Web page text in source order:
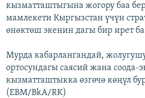
кызматташтыгына жогору баа
мамлекети Кыргызстан үчүн
өнөктөш экенин дагы бир ирет
Мурда кабарлангандай,
ортосундагы саясий жана соода-
кызматташтыкка өзгөчө көңүл
(EBM/BkA/RK)